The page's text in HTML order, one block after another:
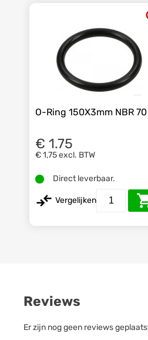
O-Ring 150X3mm NBR 70
€ 1.75
€ 1,75excl. BTW
Direct leverbaar.
Vergelijken
Reviews
Er zijn nog geen reviews